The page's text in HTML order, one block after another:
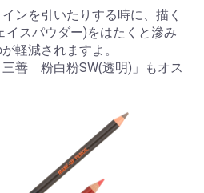
ンを引いたりする時に、描く
イスパウダー)をはたくと滲み
軽減されますよ。
善 粉白粉SW(透明)」もオス